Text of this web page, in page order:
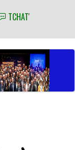
TCHAT'